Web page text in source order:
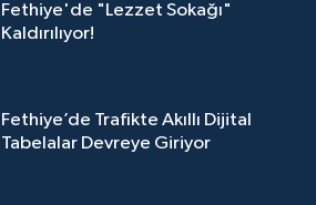
Fethiye'de "Lezzet Sokağı"
Kaldırılıyor!
Fethiye’de Trafikte Akıllı Dijital
Tabelalar Devreye Giriyor